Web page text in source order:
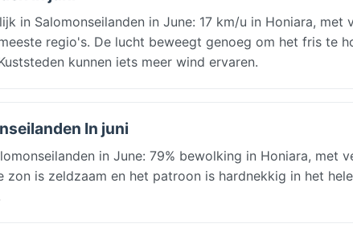
in Salomonseilanden in June: 17 km/u in Honiara, met
regio's. De lucht beweegt genoeg om het fris te
kunnen iets meer wind ervaren.
In juni
in June: 79% bewolking in Honiara, met
zon is zeldzaam en het patroon is hardnekkig in het